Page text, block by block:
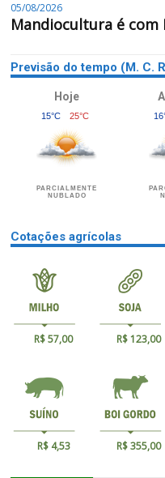
05/08/2026
Mandiocultura é com
Previsão do tempo (M. C.
Hoje
15°C 25°C
PARCIALMENTE
NUBLADO
Cotações agrícolas
R$ 57,00 R$ 123,00
R$ 4,53 R$ 355,00